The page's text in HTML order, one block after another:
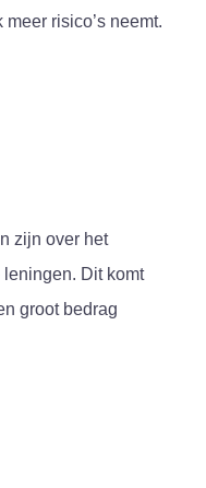
risico’s neemt.
zijn over het
Dit komt
groot bedrag